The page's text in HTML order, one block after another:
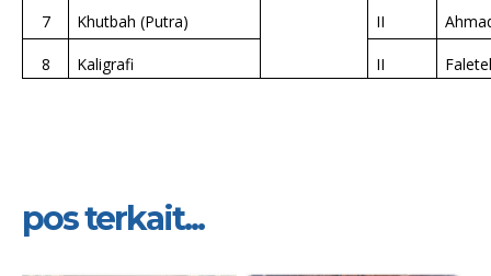
7 Khutbah (Putra) II
8 Kaligrafi II
pos terkait...